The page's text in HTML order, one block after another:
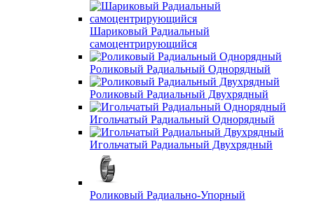
Шариковый Радиальный
самоцентрирующийся
Роликовый Радиальный Однорядный
Роликовый Радиальный Двухрядный
Игольчатый Радиальный Однорядный
Игольчатый Радиальный Двухрядный
Роликовый Радиально-Упорный